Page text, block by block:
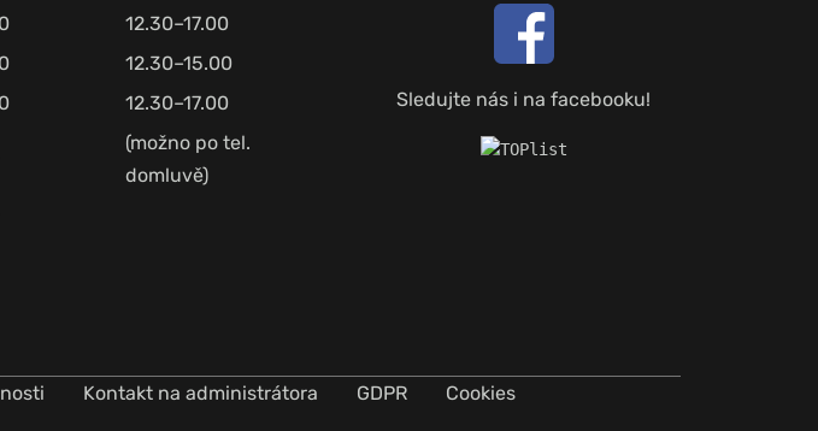
12.30–17.00
12.30–15.00
12.30–17.00
(možno po tel.
domluvě)
Sledujte nás i na facebooku!
Kontakt na administrátora GDPR Cookies